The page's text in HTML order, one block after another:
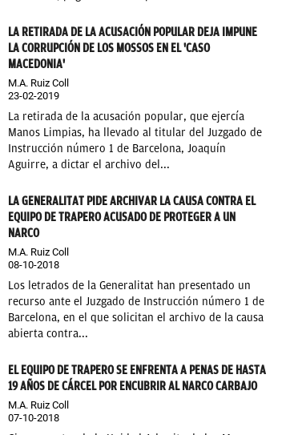
LA RETIRADA DE LA ACUSACIÓN POPULAR DEJA IMPUNE
LA CORRUPCIÓN DE LOS MOSSOS EN EL 'CASO
MACEDONIA'
M.A. Ruiz Coll
23-02-2019
La retirada de la acusación popular, que ejercía
Manos Limpias, ha llevado al titular del Juzgado de
Instrucción número 1 de Barcelona, Joaquín
Aguirre, a dictar el archivo del...
LA GENERALITAT PIDE ARCHIVAR LA CAUSA CONTRA EL
EQUIPO DE TRAPERO ACUSADO DE PROTEGER A UN
NARCO
M.A. Ruiz Coll
08-10-2018
Los letrados de la Generalitat han presentado un
recurso ante el Juzgado de Instrucción número 1 de
Barcelona, en el que solicitan el archivo de la causa
abierta contra...
EL EQUIPO DE TRAPERO SE ENFRENTA A PENAS DE HASTA
19 AÑOS DE CÁRCEL POR ENCUBRIR AL NARCO CARBAJO
M.A. Ruiz Coll
07-10-2018